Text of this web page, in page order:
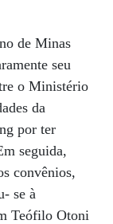
de Minas
seu
o Ministério
da
por ter
seguida,
convênios,
se à
Teófilo Otoni